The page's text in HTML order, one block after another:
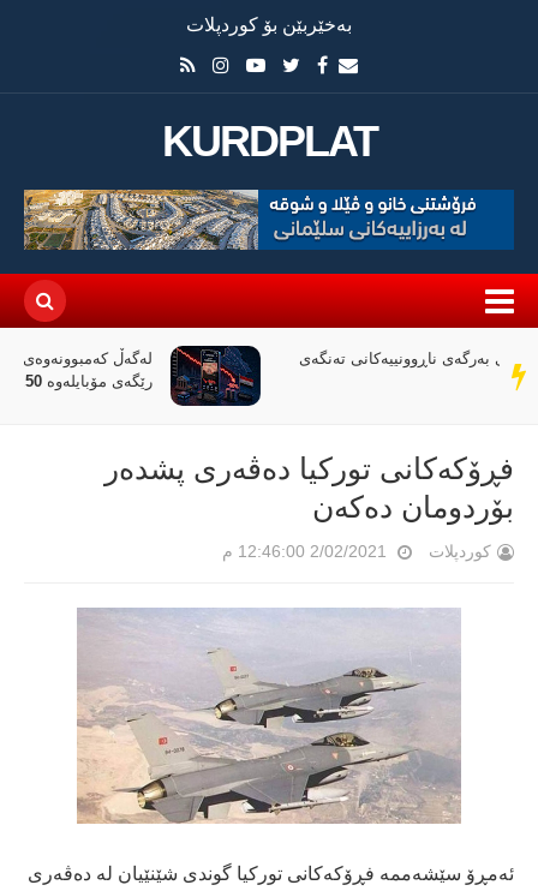
بەخێربێن بۆ کوردپلات
KURDPLAT
سەر
دێڕ
لەگەڵ کەمبوونەوەی داهاتی عێراق، ئاڵوگۆڕی پارە لە
فڕۆکەکانی تورکیا دەڤەری پشدەر
بۆردومان ده‌كه‌ن
کوردپلات 2/02/2021 12:46:00 م
ئەمڕۆ سێشەممە فڕۆکەکانی تورکیا گوندی شێنێیان لە دەڤەری